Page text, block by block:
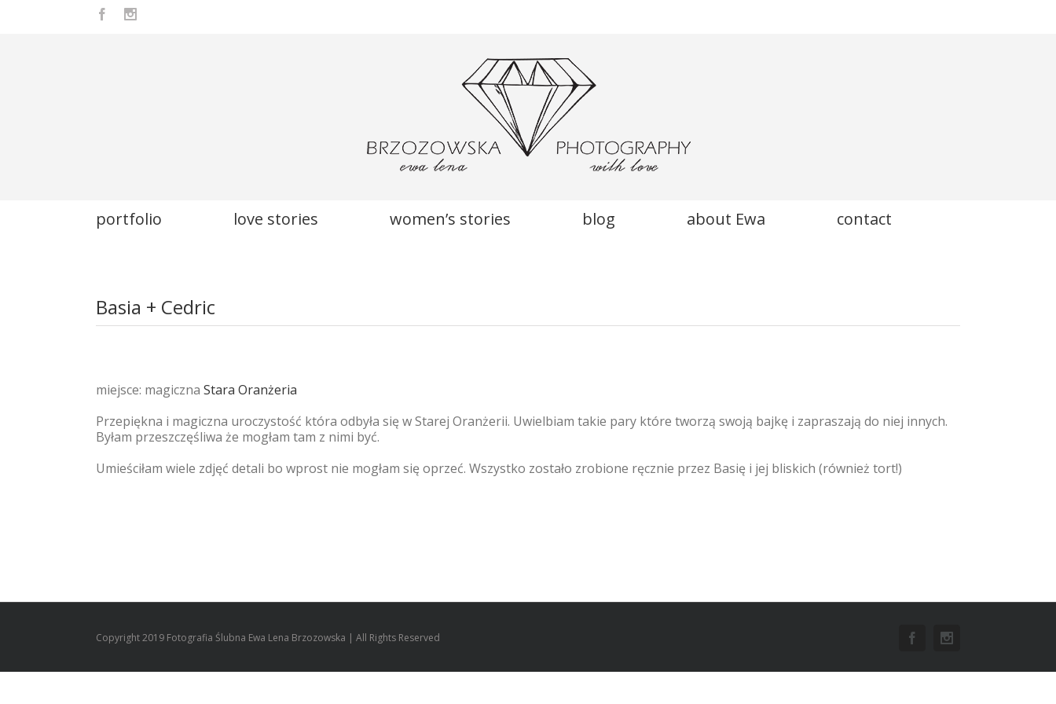
Facebook
portfolio love stories women’s stories blog about Ewa contact
Basia + Cedric
miejsce: magiczna Stara Oranżeria
Przepiękna i magiczna uroczystość która odbyła się w Starej Oranżerii. Uwielbiam takie pary które tworzą swoją bajkę i zapraszają do niej innych.
Byłam przeszczęśliwa że mogłam tam z nimi być.
Umieściłam wiele zdjęć detali bo wprost nie mogłam się oprzeć. Wszystko zostało zrobione ręcznie przez Basię i jej bliskich (również tort!)
Copyright 2019 Fotografia Ślubna Ewa Lena Brzozowska | All Rights Reserved Facebook